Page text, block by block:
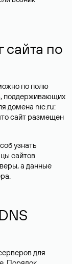
сайта по
по полю
поддерживающих
домена nic.ru:
сайт размещен
узнать
сайтов
а данные
для